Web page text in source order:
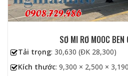
SƠ MI RƠ MOOC
Tải trọng: 30,630 (ĐK 28,300)
Kích thước: 9,300 × 2,500 × 3,190